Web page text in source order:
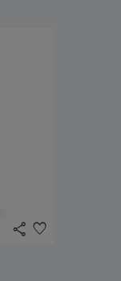
share favorite